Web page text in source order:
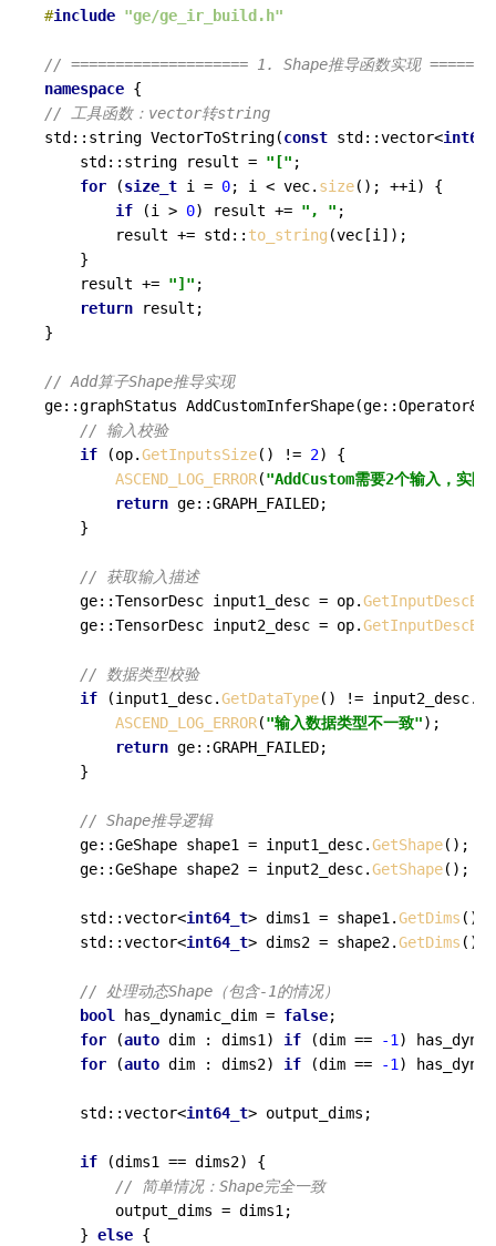
#include "ge/ge_ir_build.h"
// ==================== 1. Shape推导函数实现
namespace
// 工具函数：vector转string
std::string VectorToString(const std::vector<
    std::string result =
"[" ;
for (size_t i = 0; i < vec. size(); ++i) {
if (i > 0) result += ", " ;
        result += std::
to_string (vec[i]);
    }
    result +=
"]" ;
return result;
}
// Add算子Shape推导实现
ge::graphStatus AddCustomInferShape(ge::Operator&
// 输入校验
if (op.GetInputsSize() != 2) {
ASCEND_LOG_ERROR("AddCustom需要2个输入，实际
return ge::GRAPH_FAILED;
    }
// 获取输入描述
    ge::TensorDesc input1_desc = op.
    ge::TensorDesc input2_desc = op.
// 数据类型校验
if (input1_desc.GetDataType() != input2_desc.
ASCEND_LOG_ERROR("输入数据类型不一致");
return ge::GRAPH_FAILED;
    }
// Shape推导逻辑
    ge::GeShape shape1 = input1_desc.
GetShape();
    ge::GeShape shape2 = input2_desc.
GetShape();
    std::vector<
int64_t> dims1 = shape1.GetDims ();
    std::vector<
int64_t> dims2 = shape2.GetDims ();
// 处理动态Shape（包含-1的情况）
bool
has_dynamic_dim = false;
for (auto dim : dims1) if (dim == -1 )
for (auto dim : dims2) if (dim == -1 )
    std::vector<
int64_t> output_dims;
if (dims1 == dims2) {
// 简单情况：Shape完全一致
        output_dims = dims1;
    }
else {